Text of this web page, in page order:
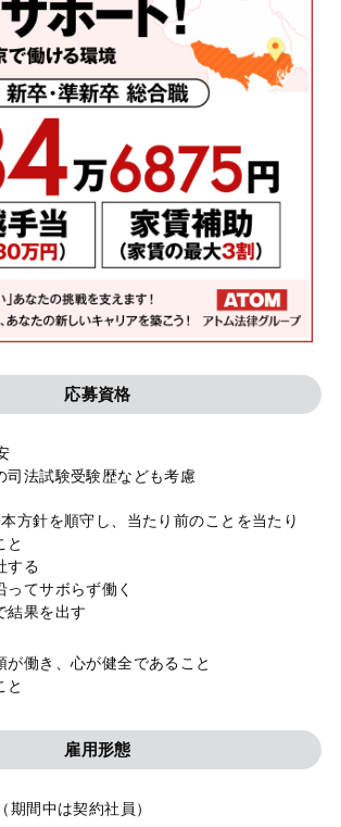
応募資格
法試験受験歴なども考慮
方針を順守し、当たり前のことを当たり
と
する
ってサボらず働く
結果を出す
が働き、心が健全であること
と
雇用形態
期間中は契約社員）